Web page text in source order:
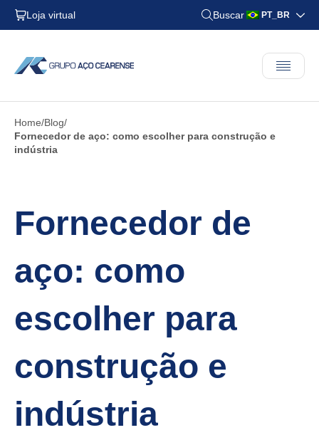
Loja virtual Buscar PT_BR
Home Blog
Fornecedor de aço: como escolher para construção e
indústria
Fornecedor de
aço: como
escolher para
construção e
indústria